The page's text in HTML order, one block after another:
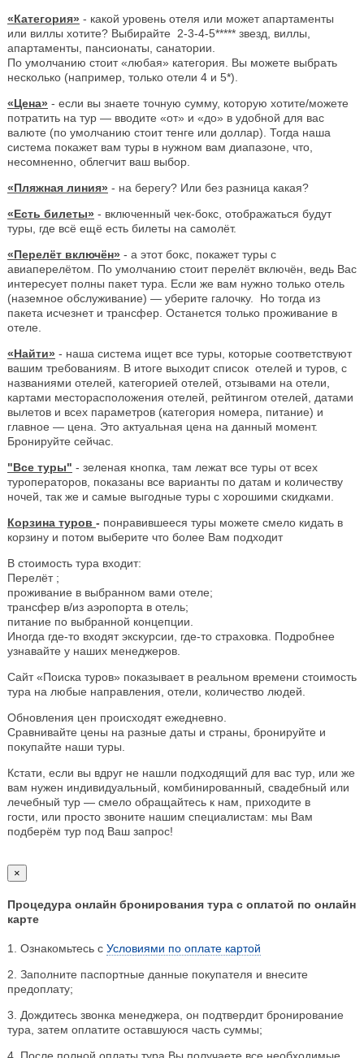
«Категория» - какой уровень отеля или может апартаменты
или виллы хотите? Выбирайте 2-3-4-5***** звезд, виллы,
апартаменты, пансионаты, санатории.
По умолчанию стоит «любая» категория. Вы можете выбрать
несколько (например, только отели 4 и 5*).
«Цена» - если вы знаете точную сумму, которую хотите/можете
потратить на тур — вводите «от» и «до» в удобной для вас
валюте (по умолчанию стоит тенге или доллар). Тогда наша
система покажет вам туры в нужном вам диапазоне, что,
несомненно, облегчит ваш выбор.
«Пляжная линия» - на берегу? Или без разница какая?
«Есть билеты» - включенный чек-бокс, отображаться будут
туры, где всё ещё есть билеты на самолёт.
«Перелёт включён» - а этот бокс, покажет туры с
авиаперелётом. По умолчанию стоит перелёт включён, ведь Вас
интересует полны пакет тура. Если же вам нужно только отель
(наземное обслуживание) — уберите галочку. Но тогда из
пакета исчезнет и трансфер. Останется только проживание в
отеле.
«Найти» - наша система ищет все туры, которые соответствуют
вашим требованиям. В итоге выходит список отелей и туров, с
названиями отелей, категорией отелей, отзывами на отели,
картами месторасположения отелей, рейтингом отелей, датами
вылетов и всех параметров (категория номера, питание) и
главное — цена. Это актуальная цена на данный момент.
Бронируйте сейчас.
"Все туры" - зеленая кнопка, там лежат все туры от всех
туроператоров, показаны все варианты по датам и количеству
ночей, так же и самые выгодные туры с хорошими скидками.
Корзина туров - понравившееся туры можете смело кидать в
корзину и потом выберите что более Вам подходит
В стоимость тура входит:
Перелёт ;
проживание в выбранном вами отеле;
трансфер в/из аэропорта в отель;
питание по выбранной концепции.
Иногда где-то входят экскурсии, где-то страховка. Подробнее
узнавайте у наших менеджеров.
Сайт «Поиска туров» показывает в реальном времени стоимость
тура на любые направления, отели, количество людей.
Обновления цен происходят ежедневно.
Сравнивайте цены на разные даты и страны, бронируйте и
покупайте наши туры.
Кстати, если вы вдруг не нашли подходящий для вас тур, или же
вам нужен индивидуальный, комбинированный, свадебный или
лечебный тур — смело обращайтесь к нам, приходите в
гости, или просто звоните нашим специалистам: мы Вам
подберём тур под Ваш запрос!
×
Процедура онлайн бронирования тура с оплатой по онлайн
карте
1. Ознакомьтесь с Условиями по оплате картой
2. Заполните паспортные данные покупателя и внесите
предоплату;
3. Дождитесь звонка менеджера, он подтвердит бронирование
тура, затем оплатите оставшуюся часть суммы;